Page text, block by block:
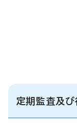
定期監査及